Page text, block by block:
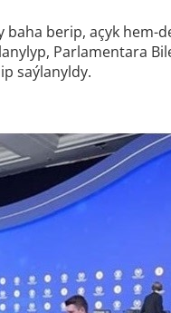
berip, açyk hem-
Parlamentara
saýlanyldy.